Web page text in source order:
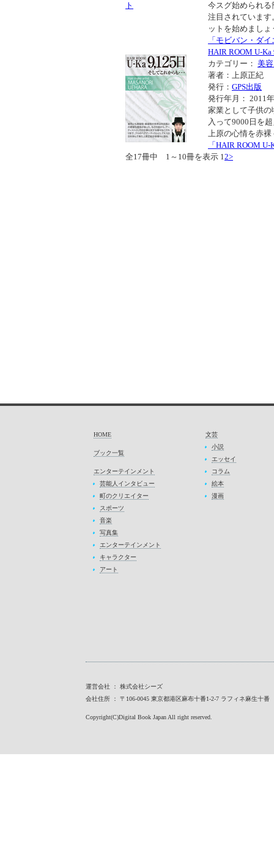
今スグ始められ
注目されていま
ットを始めましょ
「モビバン・ダ
HAIR ROOM U-
カテゴリー： 美
著者：上原正紀
発行： GPS出版
発行年月： 2011
家業として子供
入って9000日を
上原の心情を赤
「HAIR ROOM
全17冊中 1～10冊を表示 12>
HOME
ブック一覧
エンターテインメント
芸能人インタビュー
町のクリエイター
スポーツ
音楽
写真集
エンターテインメント
キャラクター
アート
文芸
小説
エッセイ
コラム
絵本
漫画
運営会社 ： 株式会社シーズ
会社住所 ： 〒106-0045 東京都港区麻布十番1-2-7 ラフィネ麻生十番
Copyright(C)Digital Book Japan All right reserved.